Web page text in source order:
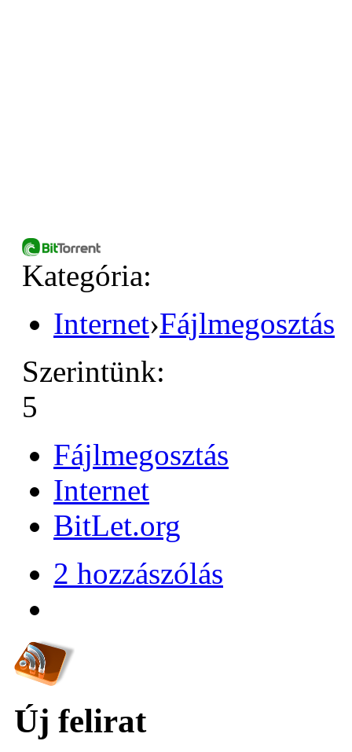
Kategória:
Internet›Fájlmegosztás
Szerintünk:
5
Fájlmegosztás
Internet
BitLet.org
2 hozzászólás
Új felirat